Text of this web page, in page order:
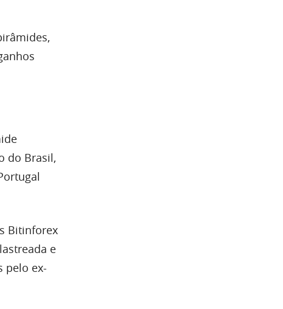
do Brasil,
Bitinforex
e
pelo ex-